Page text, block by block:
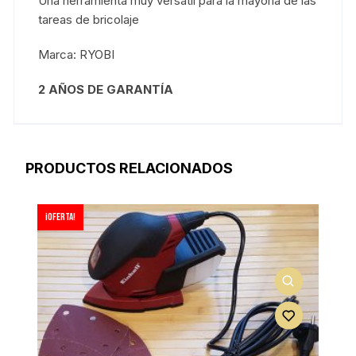
tareas de bricolaje
Marca: RYOBI
2 AÑOS DE GARANTÍA
PRODUCTOS RELACIONADOS
¡Oferta!